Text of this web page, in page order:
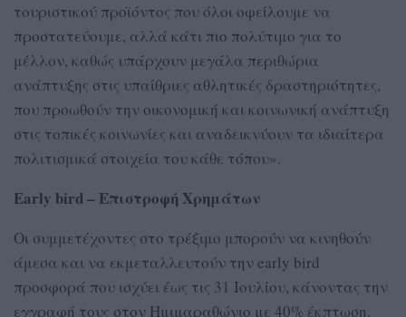
τουριστικού προϊόντος που όλοι οφείλουμε να
προστατεύουμε, αλλά κάτι πιο πολύτιμο για το
μέλλον, καθώς υπάρχουν μεγάλα περιθώρια
ανάπτυξης στις υπαίθριες αθλητικές δραστηριότητες,
που προωθούν την οικονομική και κοινωνική ανάπτυξη
στις τοπικές κοινωνίες και αναδεικνύουν τα ιδιαίτερα
πολιτισμικά στοιχεία του κάθε τόπου».
Early bird – Επιστροφή Χρημάτων
Οι συμμετέχοντες στο τρέξιμο μπορούν να κινηθούν
άμεσα και να εκμεταλλευτούν την early bird
προσφορά που ισχύει έως τις 31 Ιουλίου, κάνοντας την
εγγραφή τους στον Ημιμαραθώνιο με 40% έκπτωση.